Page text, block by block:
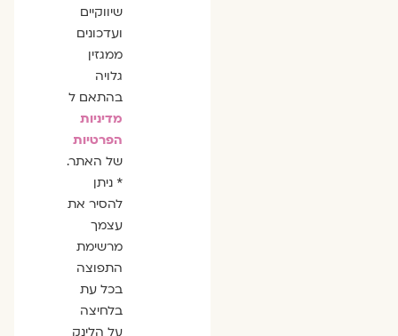
שיווקיים
ועדכונים
ממגזין
גלויה
בהתאם ל
מדיניות
הפרטיות
של האתר.
* ניתן
להסיר את
עצמך
מרשימת
התפוצה
בכל עת
בלחיצה
על הלינק